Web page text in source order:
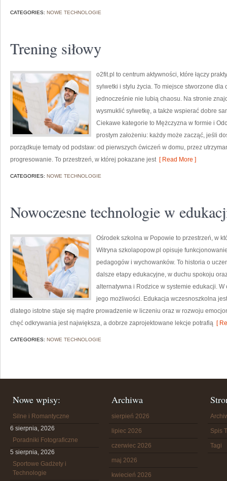
CATEGORIES: NOWE TECHNOLOGIE
Trening siłowy
o2fit.pl to centrum aktywności, które łączy
sylwetki i stylu życia. To miejsce stworzone dla
jednocześnie nie lubią chaosu. Na stronie
wysmuklić sylwetkę, a także wspierać dobre
Ciekawe kategorie to Mężczyzna w formie i
prostym założeniu: każdy może zacząć, jeśli
porządkuje tematy od podstaw: od pierwszych ćwiczeń w domu, przez
progresowanie. To przestrzeń, w której pokazane jest[ Read More ]
CATEGORIES: NOWE TECHNOLOGIE
Nowoczesne technologie w
Ośrodek szkolna w Popowie to przestrzeń, w
Witryna szkolapopow.pl opisuje
pedagogów i wychowanków. To historia o
dalsze etapy edukacyjne, w duchu spokoju
alternatywna i Rodzice w systemie edukacji.
jego możliwości. Edukacja wczesnoszkolna
dlatego istotne staje się mądre prowadzenie w liczeniu oraz w rozwoju
chęć odkrywania jest największa, a dobrze zaprojektowane lekcje potrafią [
CATEGORIES: NOWE TECHNOLOGIE
Nowe wpisy:
Silne i Romantyczne
6 sierpnia, 2026
Poradniki Fotograficzne
5 sierpnia, 2026
Sportowe Gadżety i
Technologie
Archiwa
sierpień 2026
lipiec 2026
czerwiec 2026
maj 2026
kwiecień 2026
Spis
Tagi